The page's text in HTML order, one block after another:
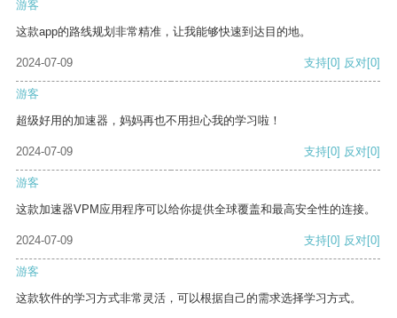
游客
这款app的路线规划非常精准，让我能够快速到达目的地。
2024-07-09 支持[0] 反对[0]
游客
超级好用的加速器，妈妈再也不用担心我的学习啦！
2024-07-09 支持[0] 反对[0]
游客
这款加速器VPM应用程序可以给你提供全球覆盖和最高安全性的连接。
2024-07-09 支持[0] 反对[0]
游客
这款软件的学习方式非常灵活，可以根据自己的需求选择学习方式。